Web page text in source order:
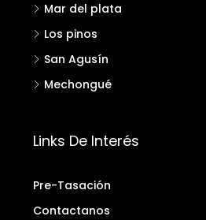
Mar del plata
Los pinos
San Agusín
Mechongué
Links De Interés
Pre-Tasación
Contactanos